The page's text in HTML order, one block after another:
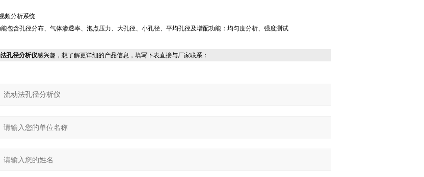
频分析系统
包含孔径分布、气体渗透率、泡点压力、大孔径、小孔径、平均孔径及增配功能：均匀度分析、强度测试
孔径分析仪感兴趣，想了解更详细的产品信息，填写下表直接与厂家联系：